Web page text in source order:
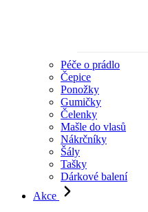
Péče o prádlo
Čepice
Ponožky
Gumičky
Čelenky
Mašle do vlasů
Nákrčníky
Šály
Tašky
Dárkové balení
Akce